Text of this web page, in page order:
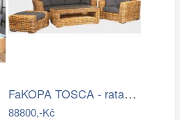
FaKOPA TOSCA - ratanová sestava Amy Mdum
88800,-Kč